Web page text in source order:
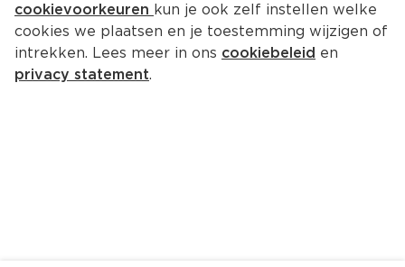
cookievoorkeuren kun je ook zelf instellen welke
cookies we plaatsen en je toestemming wijzigen of
intrekken. Lees meer in ons cookiebeleid en
privacy statement.